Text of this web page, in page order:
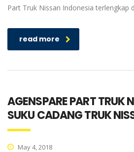
Part Truk Nissan Indonesia terlengkap
read more
AGENSPARE PART TRUK
SUKU CADANG TRUK
May 4, 2018